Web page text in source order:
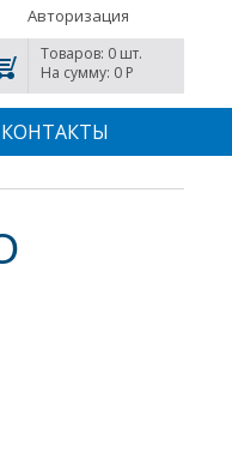
Авторизация
Товаров: 0 шт.
На сумму: 0 P
КОНТАКТЫ